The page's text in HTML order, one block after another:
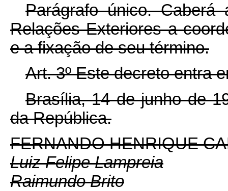
Parágrafo único. Caberá
Relações Exteriores a
e a fixação de seu término.
Art. 3º Este decreto entra
Brasília, 14 de junho de
da República.
FERNANDO HENRIQUE
Luiz Felipe Lampreia
Raimundo Brito